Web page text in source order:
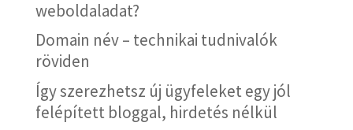
weboldaladat?
Domain név – technikai tudnivalók
röviden
Így szerezhetsz új ügyfeleket egy jól
felépített bloggal, hirdetés nélkül